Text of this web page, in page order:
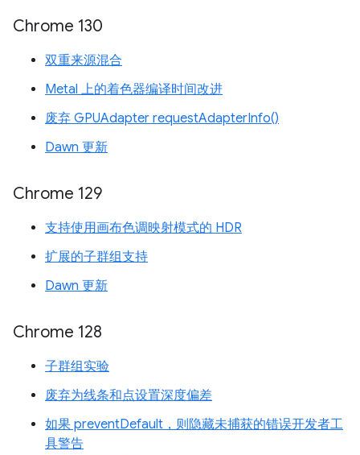
Chrome 130
双重来源混合
Metal 上的着色器编译时间改进
废弃 GPUAdapter requestAdapterInfo()
Dawn 更新
Chrome 129
支持使用画布色调映射模式的 HDR
扩展的子群组支持
Dawn 更新
Chrome 128
子群组实验
废弃为线条和点设置深度偏差
如果 preventDefault，则隐藏未捕获的错误开发者工
具警告